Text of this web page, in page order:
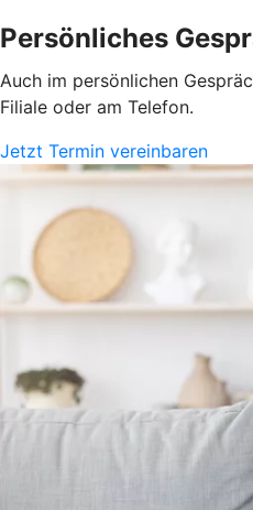
Persönliches
Auch im persönlichen
Filiale oder am Telefon.
Jetzt Termin vereinbaren